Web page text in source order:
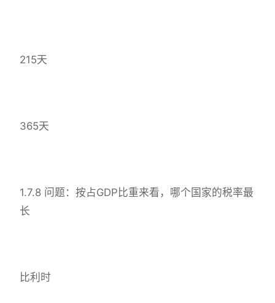
215天
365天
1.7.8 问题：按占GDP比重来看，哪个国家的税率最
长
比利时